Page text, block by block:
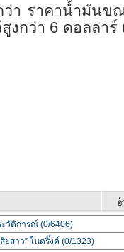
ว่า ราคาน้ำมันข
งกว่า 6 ดอลลา
วัติการณ์ (0/6406)
ยสาว” ในดริ๊งค์ (0/1323)